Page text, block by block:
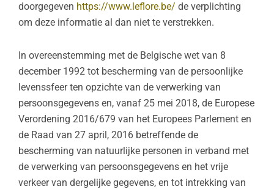
doorgegeven https://www.leflore.be/ de verplichting
om deze informatie al dan niet te verstrekken.
In overeenstemming met de Belgische wet van 8
december 1992 tot bescherming van de persoonlijke
levenssfeer ten opzichte van de verwerking van
persoonsgegevens en, vanaf 25 mei 2018, de Europese
Verordening 2016/679 van het Europees Parlement en
de Raad van 27 april, 2016 betreffende de
bescherming van natuurlijke personen in verband met
de verwerking van persoonsgegevens en het vrije
verkeer van dergelijke gegevens, en tot intrekking van